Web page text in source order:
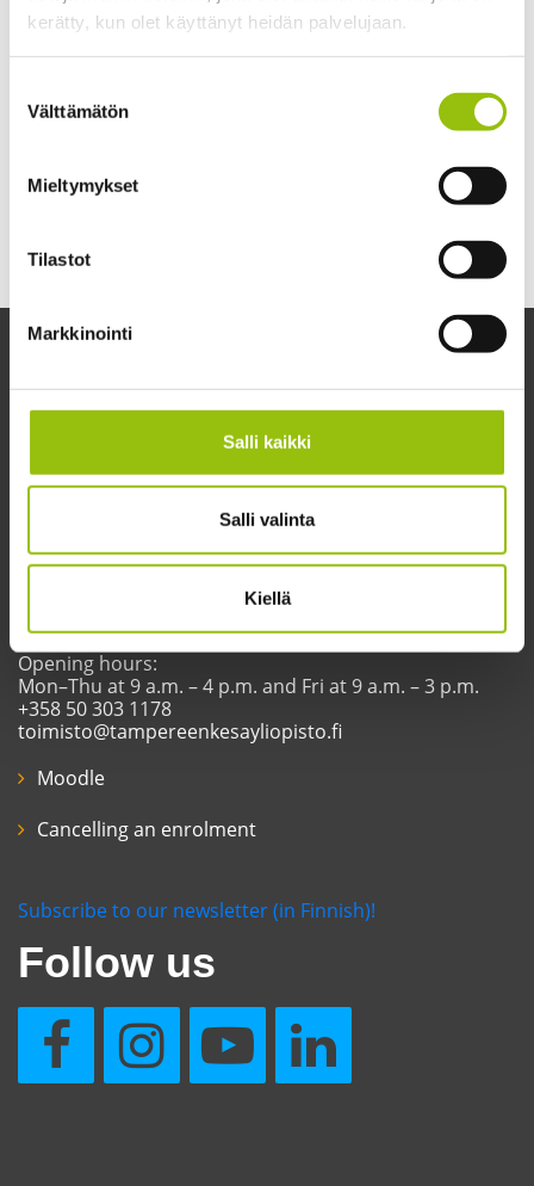
kerätty, kun olet käyttänyt heidän palvelujaan.
Cookiebot >
valinta
Välttämätön
Mieltymykset
Tilastot
Markkinointi
Salli kaikki
Salli valinta
Kiellä
Juho-Petteri Rannankallio
Search instructions mentioned in the description
3.11.2026 - 31.7.2027
0€
Tampere Summer University
Yliopistonkatu 60 A (4th floor)
Customer service
Opening hours:
Mon–Thu at 9 a.m. – 4 p.m. and Fri at 9 a.m. – 3 p.m.
+358 50 303 1178
toimisto@tampereenkesayliopisto.fi
Moodle
Cancelling an enrolment
Subscribe to our newsletter (in Finnish)!
Follow us